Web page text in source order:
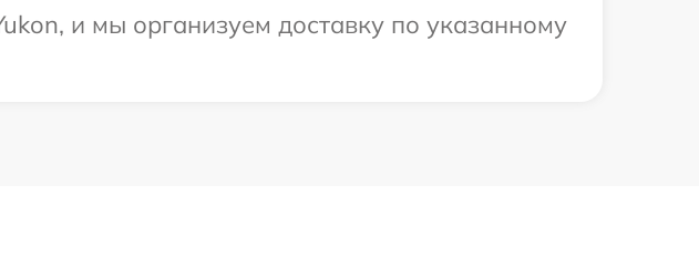
и мы организуем доставку по указанному